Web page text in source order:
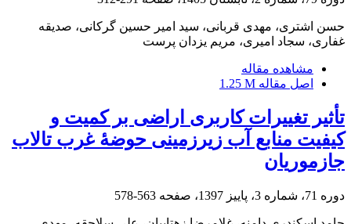
حسن اشتری، مهدی قربانی، سید امیر حسین گرکانی، صدیقه
غفاری، سجاد امیری، مریم یزدان پرست
مشاهده مقاله
اصل مقاله 1.25 M
تأثیر تغییرات کاربری اراضی بر کمیت و
کیفیت منابع آب زیرزمینی حوضۀ غرب تالاب
جازموریان
دوره 71، شماره 3، پاییز 1397، صفحه 563-578